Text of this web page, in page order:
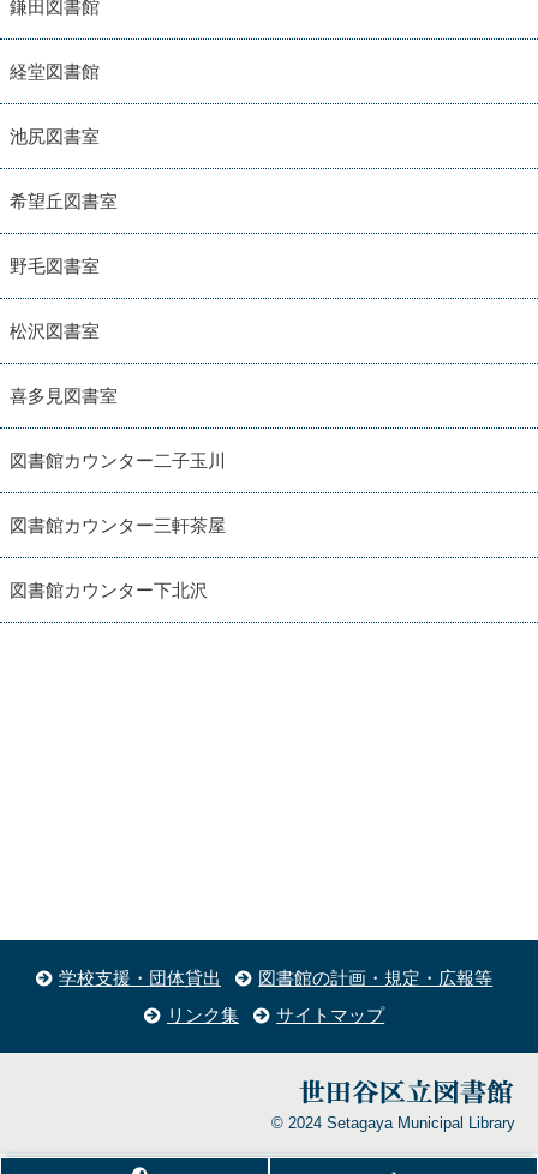
鎌田図書館
経堂図書館
池尻図書室
希望丘図書室
野毛図書室
松沢図書室
喜多見図書室
図書館カウンター二子玉川
図書館カウンター三軒茶屋
図書館カウンター下北沢
学校支援・団体貸出
図書館の計画・規定・広報等
リンク集
サイトマップ
© 2024 Setagaya Municipal Library